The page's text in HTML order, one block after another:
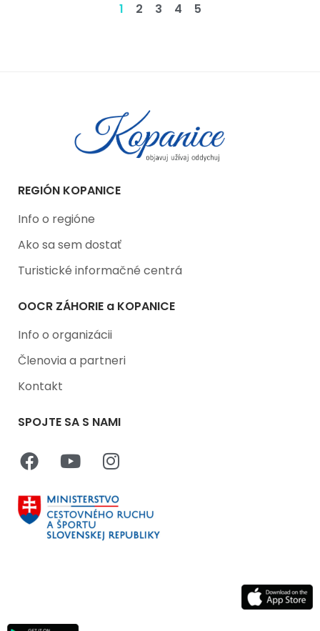
1 2 3 4 5
REGIÓN KOPANICE
Info o regióne
Ako sa sem dostať
Turistické informačné centrá
OOCR ZÁHORIE a KOPANICE
Info o organizácii
Členovia a partneri
Kontakt
SPOJTE SA S NAMI